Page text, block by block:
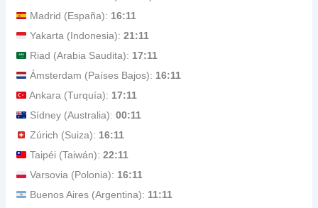
Madrid (España): 16:11
Yakarta (Indonesia):21:11
Riad (Arabia Saudita): 17:11
Ámsterdam (Países Bajos): 16:11
Ankara (Turquía): 17:11
Sídney (Australia):00:11
Zúrich (Suiza): 16:11
Taipéi (Taiwán):22:11
Varsovia (Polonia): 16:11
Buenos Aires (Argentina): 11:11